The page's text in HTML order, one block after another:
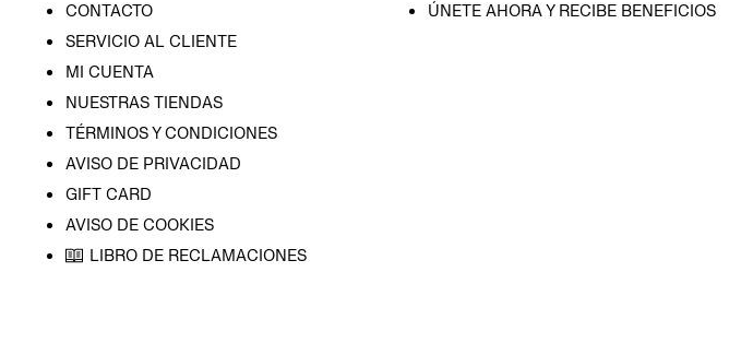
CONTACTO
SERVICIO AL CLIENTE
MI CUENTA
NUESTRAS TIENDAS
TÉRMINOS Y CONDICIONES
AVISO DE PRIVACIDAD
GIFT CARD
AVISO DE COOKIES
LIBRO DE RECLAMACIONES
ÚNETE AHORA Y RECIBE BENEFICIOS